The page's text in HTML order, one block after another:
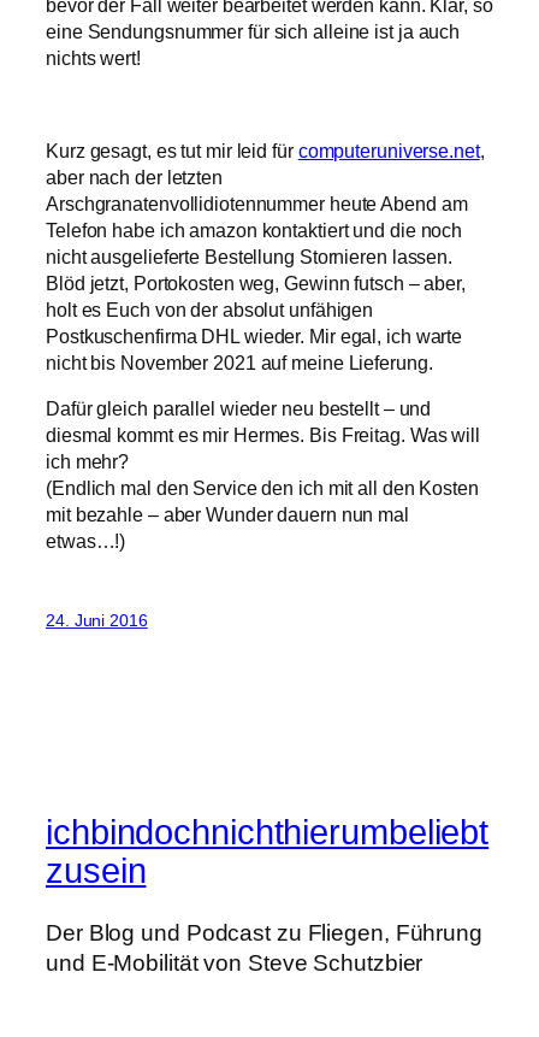
bevor der Fall weiter bearbeitet werden kann. Klar, so
eine Sendungsnummer für sich alleine ist ja auch
nichts wert!
Kurz gesagt, es tut mir leid für computeruniverse.net,
aber nach der letzten
Arschgranatenvollidiotennummer heute Abend am
Telefon habe ich amazon kontaktiert und die noch
nicht ausgelieferte Bestellung Stornieren lassen.
Blöd jetzt, Portokosten weg, Gewinn futsch – aber,
holt es Euch von der absolut unfähigen
Postkuschenfirma DHL wieder. Mir egal, ich warte
nicht bis November 2021 auf meine Lieferung.
Dafür gleich parallel wieder neu bestellt – und
diesmal kommt es mir Hermes. Bis Freitag. Was will
ich mehr?
(Endlich mal den Service den ich mit all den Kosten
mit bezahle – aber Wunder dauern nun mal
etwas…!)
24. Juni 2016
ichbindochnichthierumbeliebt
zusein
Der Blog und Podcast zu Fliegen, Führung
und E-Mobilität von Steve Schutzbier